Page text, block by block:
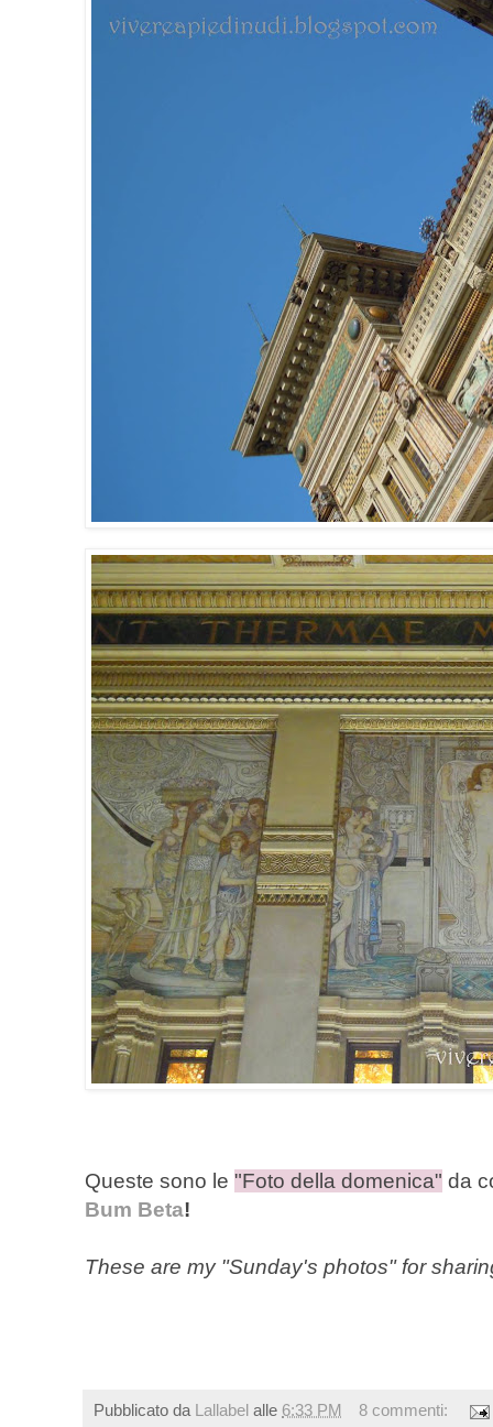
Queste sono le "Foto della domenica" da
Bum Beta!
These are my "Sunday's photos" for
Pubblicato da Lallabel alle 6:33 PM
8 commenti: